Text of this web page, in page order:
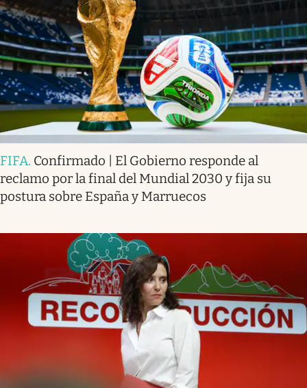
FIFA.Confirmado | El Gobierno responde al
reclamo por la final del Mundial 2030 y fija su
postura sobre España y Marruecos